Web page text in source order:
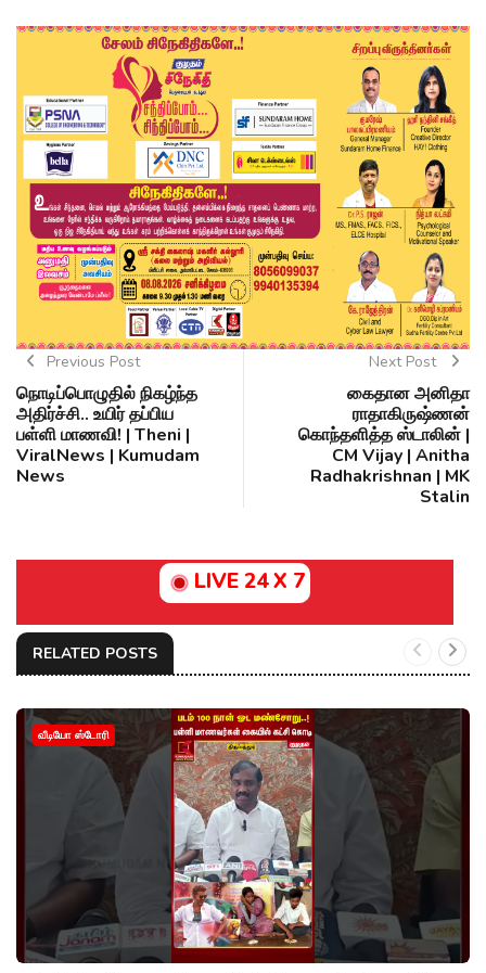
Previous Post
நொடிப்பொழுதில் நிகழ்ந்த
அதிர்ச்சி.. உயிர் தப்பிய
பள்ளி மாணவி! | Theni |
ViralNews | Kumudam
News
Next Post
கைதான அனிதா
ராதாகிருஷ்ணன்
கொந்தளித்த ஸ்டாலின் |
CM Vijay | Anitha
Radhakrishnan | MK
Stalin
LIVE 24 X 7
RELATED POSTS
வீடியோ ஸ்டோரி